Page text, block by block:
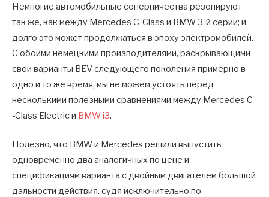
Немногие автомобильные соперничества резонируют
так же, как между Mercedes C-Class и BMW 3-й серии; и
долго это может продолжаться в эпоху электромобилей.
С обоими немецкими производителями, раскрывающими
свои варианты BEV следующего поколения примерно в
одно и то же время, мы не можем устоять перед
несколькими полезными сравнениями между Mercedes C
-Class Electric и BMW i3.
Полезно, что BMW и Mercedes решили выпустить
одновременно два аналогичных по цене и
спецификациям варианта с двойным двигателем большой
дальности действия. судя исключительно по